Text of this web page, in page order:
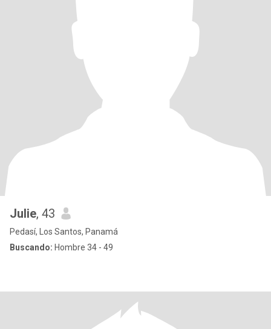
Julie, 43
Pedasí, Los Santos, Panamá
Buscando: Hombre 34 - 49